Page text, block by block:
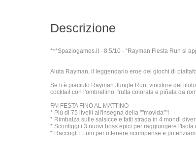
Descrizione
***Spaziogames.it - 8.5/10 - “Rayman Fiesta Run si
Aiuta Rayman, il leggendario eroe dei giochi di
Se ti è piaciuto Rayman Jungle Run, vincitore del
cocktail con l'ombrellino, frutta colorata e piñata da
FAI FESTA FINO AL MATTINO
* Più di 75 livelli all'insegna della ""movida""!
* Rimbalza sulle salsicce e fatti strada in 4 mondi
* Sconfiggi i 3 nuovi boss epici per raggiungere l'Isola
* Raccogli i Lum per ottenere ricompense e